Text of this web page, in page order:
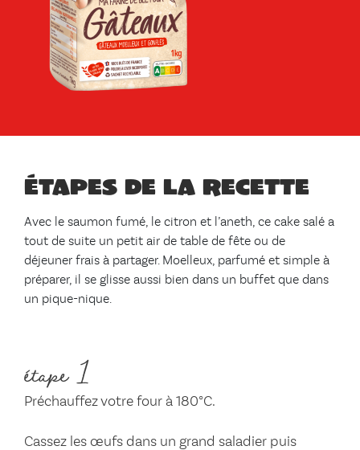
Étapes de la recette
Avec le saumon fumé, le citron et l’aneth, ce cake salé a
tout de suite un petit air de table de fête ou de
déjeuner frais à partager. Moelleux, parfumé et simple à
préparer, il se glisse aussi bien dans un buffet que dans
un pique-nique.
étape 1
Préchauffez votre four à 180°C.
Cassez les œufs dans un grand saladier puis